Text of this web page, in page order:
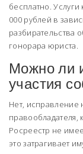
бесплатно. Услуги
000 рублей в
разбирательства
гонорара юриста.
Можно ли
участия
Нет, исправление
правообладателя,
Росреестр не
это затрагивает